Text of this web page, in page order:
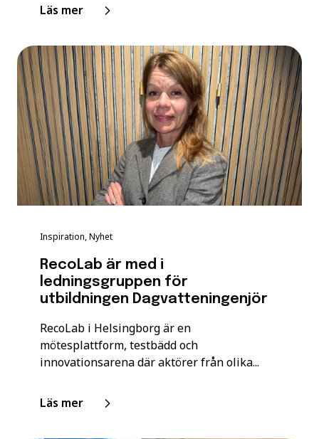
Läs mer
Inspiration, Nyhet
RecoLab är med i
ledningsgruppen för
utbildningen Dagvatteningenjör
RecoLab i Helsingborg är en
mötesplattform, testbädd och
innovationsarena där aktörer från olika...
Läs mer